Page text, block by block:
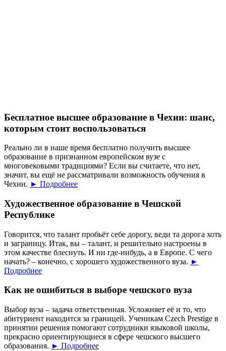
Бесплатное высшее образование в Чехии: шанс,
которым стоит воспользоваться
Реально ли в наше время бесплатно получить высшее
образование в признанном европейском вузе с
многовековыми традициями? Если вы считаете, что нет,
значит, вы ещё не рассматривали возможность обучения в
Чехии. ► Подробнее
Художественное образование в Чешской
Республике
Говорится, что талант пробьёт себе дорогу, веди та дорога хоть
и заграницу. Итак, вы – талант, и решительно настроены в
этом качестве блеснуть. И ни где-нибудь, а в Европе. С чего
начать? – конечно, с хорошего художественного вуза. ►
Подробнее
Как не ошибиться в выборе чешского вуза
Выбор вуза – задача ответственная. Усложняет её и то, что
абитуриент находится за границей. Ученикам Czech Prestige в
принятии решения помогают сотрудники языковой школы,
прекрасно ориентирующиеся в сфере чешского высшего
образования. ► Подробнее